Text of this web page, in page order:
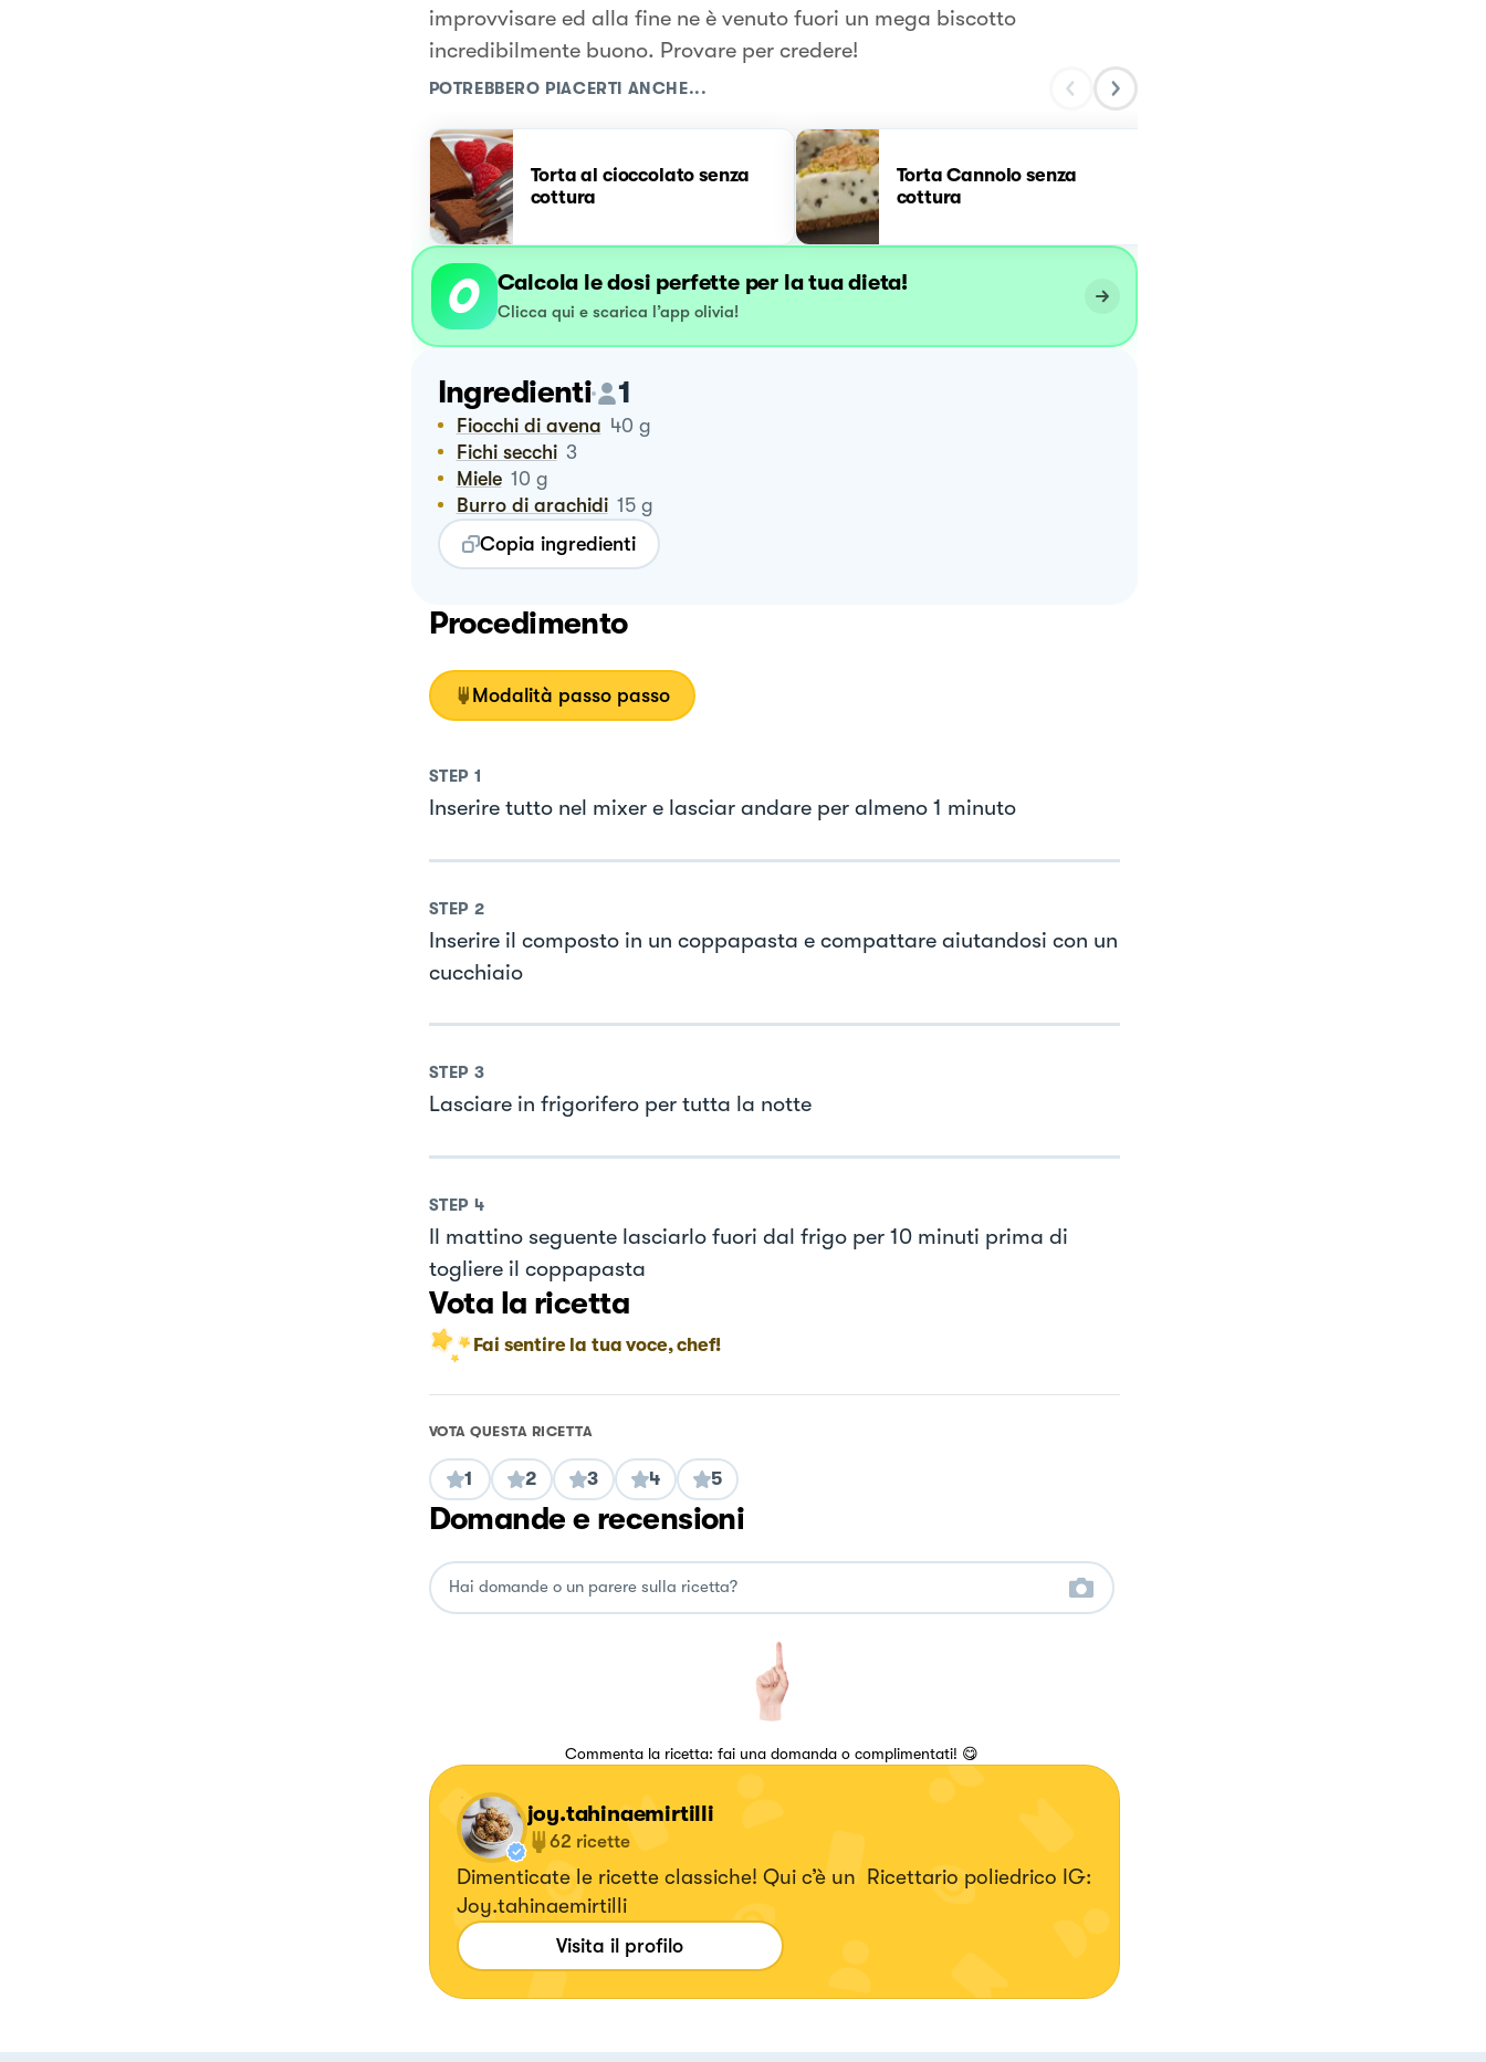
improvvisare ed alla fine ne è venuto fuori un mega biscotto
incredibilmente buono. Provare per credere!
POTREBBERO PIACERTI ANCHE...
Torta al cioccolato senza
cottura
Torta Cannolo senza
cottura
Calcola le dosi perfette per la tua dieta!
Clicca qui e scarica l’app olivia!
Ingredienti 1
Fiocchi di avena 40 g
Fichi secchi 3
Miele 10 g
Burro di arachidi 15 g
Copia ingredienti
Procedimento
Modalità passo passo
STEP 1
Inserire tutto nel mixer e lasciar andare per almeno 1 minuto
STEP 2
Inserire il composto in un coppapasta e compattare aiutandosi con un
cucchiaio
STEP 3
Lasciare in frigorifero per tutta la notte
STEP 4
Il mattino seguente lasciarlo fuori dal frigo per 10 minuti prima di
togliere il coppapasta
Vota la ricetta
Fai sentire la tua voce, chef!
VOTA QUESTA RICETTA
1 2 3 4 5
Domande e recensioni
Commenta la ricetta: fai una domanda o complimentati! 😋
joy.tahinaemirtilli
62 ricette
Dimenticate le ricette classiche! Qui c’è un Ricettario poliedrico IG:
Joy.tahinaemirtilli
Visita il profilo